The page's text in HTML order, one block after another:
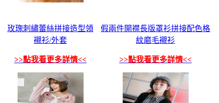
玫瑰刺繡蕾絲拼接造型領
襯衫/外套
>>點我看更多詳情<<
假兩件開襟長版罩衫拼接配色格
紋磨毛襯衫
>>點我看更多詳情<<